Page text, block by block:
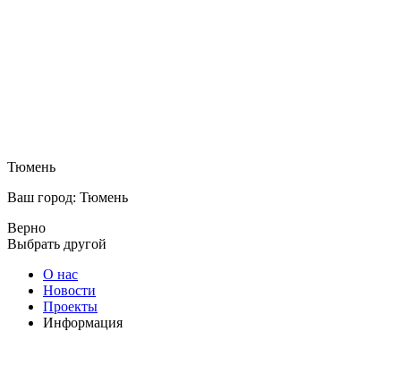
Тюмень
Ваш город: Тюмень
Верно
Выбрать другой
О нас
Новости
Проекты
Информация